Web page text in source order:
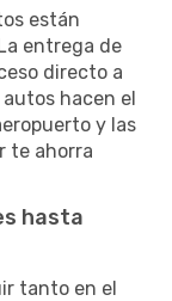
están
entrega de
directo a
hacen el
y las
te ahorra
hasta
tanto en el